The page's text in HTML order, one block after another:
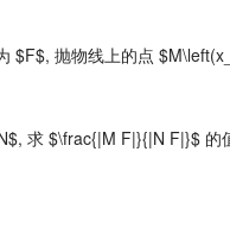
$F$, 抛物线上的点
求 $\frac{|M F|}{|N F|}$ 的